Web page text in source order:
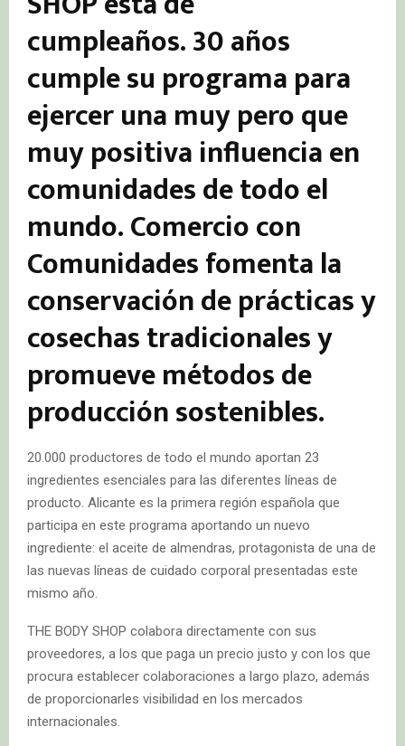
cumpleaños. 30 años
cumple su programa para
ejercer una muy pero que
muy positiva influencia en
comunidades de todo el
mundo.Comercio con
Comunidadesfomenta la
conservación de prácticas y
cosechas tradicionales y
promueve métodos de
producción sostenibles.
20.000 productores de todo el mundo aportan 23
ingredientes esenciales para las diferentes líneas de
producto. Alicante es la primera región española que
participa en este programa aportando un nuevo
ingrediente: el aceite de almendras, protagonista de una de
las nuevas líneas de cuidado corporal presentadas este
mismo año.
THE BODY SHOP colabora directamente con sus
proveedores, a los que paga un precio justo y con los que
procura establecer colaboraciones a largo plazo, además
de proporcionarles visibilidad en los mercados
internacionales.